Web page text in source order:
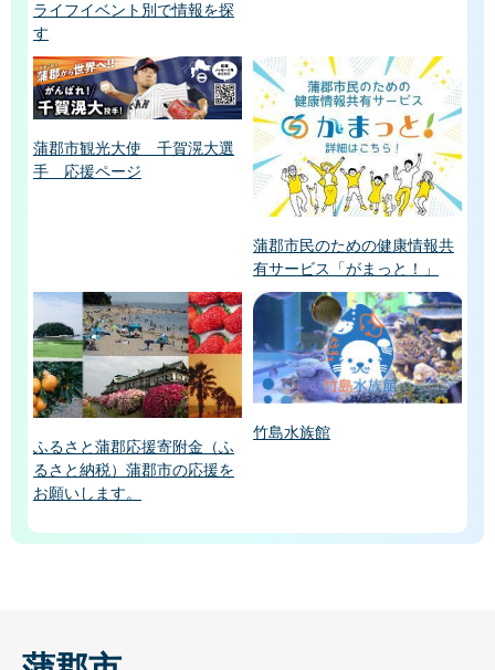
ライフイベント別で情報を探
す
蒲郡市観光大使 千賀滉大選
手 応援ページ
蒲郡市民のための健康情報共
有サービス「がまっと！」
ふるさと蒲郡応援寄附金（ふ
るさと納税）蒲郡市の応援を
お願いします。
竹島水族館